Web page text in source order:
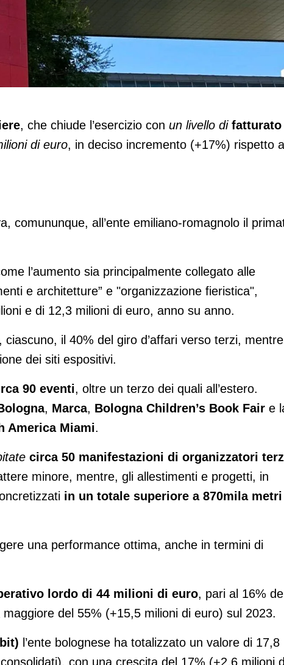
, che chiude l’esercizio con un livello di fatturato
di euro, in deciso incremento (+17%) rispetto al
comununque, all’ente emiliano-romagnolo il
l’aumento sia principalmente collegato alle
e architetture” e "organizzazione fieristica",
e di 12,3 milioni di euro, anno su anno.
il 40% del giro d’affari verso terzi, mentre
dei siti espositivi.
90 eventi, oltre un terzo dei quali all’estero.
, Marca, Bologna Children’s Book Fair e
America Miami.
circa 50 manifestazioni di organizzatori
minore, mentre, gli allestimenti e progetti, in
in un totale superiore a 870mila metri
una performance ottima, anche in termini di
lordo di 44 milioni di euro, pari al 16%
del 55% (+15,5 milioni di euro) sul 2023.
l’ente bolognese ha totalizzato un valore di 17,8
con una crescita del 17% (+2,6 milioni